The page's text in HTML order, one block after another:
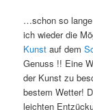
…schon so
ich wieder die
Kunst auf dem
Genuss !! Eine
der Kunst zu
bestem Wetter!
leichten